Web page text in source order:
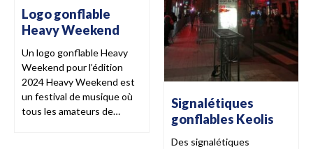
Logo gonflable
Heavy Weekend
Un logo gonflable Heavy
Weekend pour l’édition
2024 Heavy Weekend est
un festival de musique où
tous les amateurs de…
Signalétiques
gonflables Keolis
Des signalétiques